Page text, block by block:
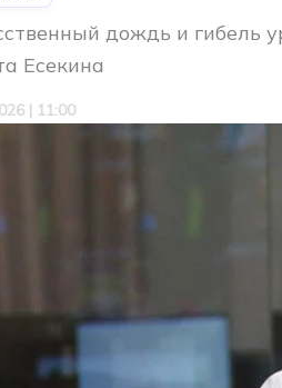
дождь и гибель
Есекина
| 11:00